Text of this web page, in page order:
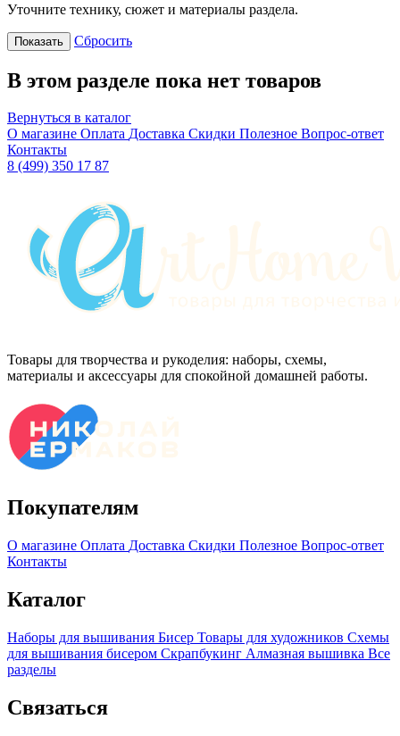
Уточните технику, сюжет и материалы раздела.
Показать Сбросить
В этом разделе пока нет товаров
Вернуться в каталог
О магазине Оплата Доставка Скидки Полезное Вопрос-ответ
Контакты
8 (499) 350 17 87
Товары для творчества и рукоделия: наборы, схемы,
материалы и аксессуары для спокойной домашней работы.
Покупателям
О магазине Оплата Доставка Скидки Полезное Вопрос-ответ
Контакты
Каталог
Наборы для вышивания Бисер Товары для художников Схемы
для вышивания бисером Скрапбукинг Алмазная вышивка Все
разделы
Связаться